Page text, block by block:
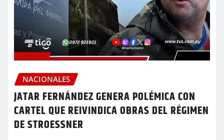
NACIONALES
JATAR FERNÁNDEZ GENERA POLÉMICA CON
CARTEL QUE REIVINDICA OBRAS DEL RÉGIMEN
DE STROESSNER